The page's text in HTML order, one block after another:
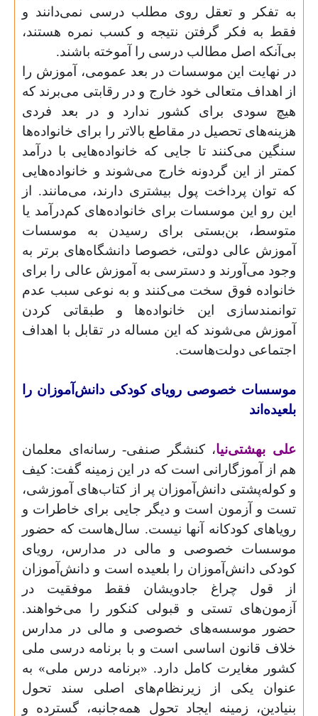
به تفکر و تعقل روی مطلب درسی نمی‌دانند و
فقط به فکر گرفتن نتیجه و کسب نمره هستند،
بی‌آنکه اصل مطالب درسی را آموخته باشند.
در نهایت این موسسات در بعد عمومی، آموزش را
از اهداف متعالی خود خارج و در رقابتی می‌برند که
هیچ سودی برای کشور ندارد و در بعد فردی
هزینه‌های تحصیل در مقاطع بالاتر را برای خانواده‌ها
سنگین می‌کنند تا جایی که خانواده‌هایی با در‌آمد
کمتر از این گردونه خارج می‌شوند و خانواده‌هایی
که توان پرداخت پول بیشتری دارند، می‌مانند. از
این رو این موسسات برای خانواده‌های کم‌درآمد یا
متوسط، بن‌بستی برای رسیدن به موسسات
آموزش عالی دولتی، خصوصا دانشگاه‌های برتر به
وجود می‌آورند و دسترسی به آموزش عالی را برای
خانواده فوق سخت می‌کنند و به نوعی سبب عدم
توانمند‌سازی این خانواده‌ها و طبقاتی کردن
آموزش می‌شوند که این مساله در تقابل با اهداف
اجتماعی دولت‌هاست.
موسسات خصوصی رویای کودکی دانش‌آموزان را
بلعیده‌اند
علی بهشتی‌نیا، کنشگر صنفی- رسانه‌ای معلمان
هم از آموزگارانی است که در این زمینه گفت: کیف
و کوله‌پشتی دانش‌آموزان پر از کتاب‌های آموزشی،
تست و آزمون است و دیگر جایی برای خاطرات و
رویاهای کودکانه آنها نیست. سال‌هاست که حضور
موسسات خصوصی و مالی در مدارس، رویای
کودکی دانش‌آموزان را بلعیده است و دانش‌آموزان
از قول چراغ جادویشان فقط موفقیت در
آزمون‌های تستی و قبولی کنکور را می‌خواهند.
حضور موسسه‌های خصوصی و مالی در مدارس
خلاف قانون اساسی است و با برنامه درسی ملی
کشور مغایرت کامل دارد. «برنامه درس ملی» به
عنوان یکی از زیرنظام‌های اصلی سند تحول
بنیادین، زمینه ایجاد تحول همه‌جانبه، گسترده و